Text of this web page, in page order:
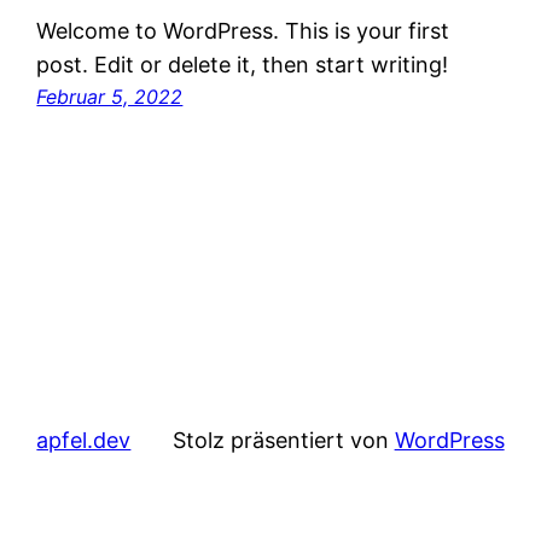
Welcome to WordPress. This is your first
post. Edit or delete it, then start writing!
Februar 5, 2022
apfel.dev Stolz präsentiert von WordPress